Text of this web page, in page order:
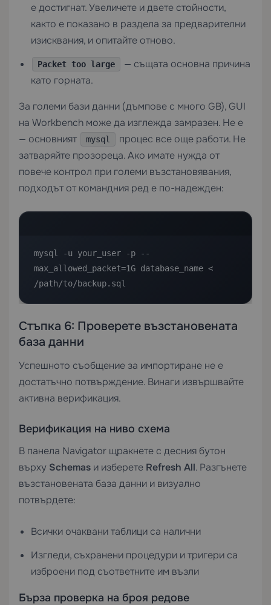
е достигнат. Увеличете и двете стойности,
както е показано в раздела за предварителни
изисквания, и опитайте отново.
Packet too large
— същата основна причина
като горната.
За големи бази данни (дъмпове с много GB), GUI
на Workbench може да изглежда замразен. Не е
— основният
mysql
процес все още работи. Не
затваряйте прозореца. Ако имате нужда от
повече контрол при големи възстановявания,
подходът от командния ред е по-надежден:
mysql -u your_user -p --
max_allowed_packet=1G database_name <
/path/to/backup.sql
Стъпка 6: Проверете възстановената
база данни
Успешното съобщение за импортиране не е
достатъчно потвърждение. Винаги извършвайте
активна верификация.
Верификация на ниво схема
В панела Navigator щракнете с десния бутон
върху Schemas и изберете Refresh All. Разгънете
възстановената база данни и визуално
потвърдете:
Всички очаквани таблици са налични
Изгледи, съхранени процедури и тригери са
изброени под съответните им възли
Бърза проверка на броя редове